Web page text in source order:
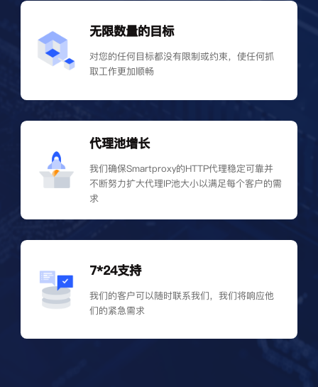
无限数量的目标
对您的任何目标都没有限制或约束，使任何抓
取工作更加顺畅
代理池增长
我们确保Smartproxy的HTTP代理稳定可靠并
不断努力扩大代理IP池大小以满足每个客户的需
求
7*24支持
我们的客户可以随时联系我们，我们将响应他
们的紧急需求